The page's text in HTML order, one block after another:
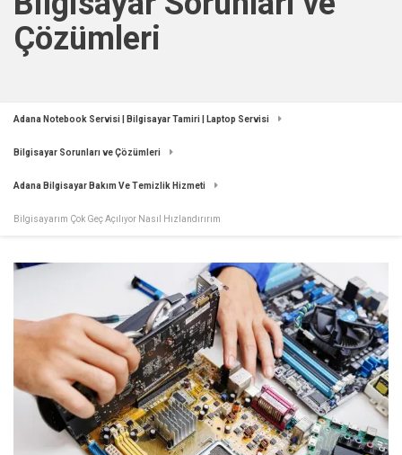
Çözümleri
Adana Notebook Servisi | Bilgisayar Tamiri | Laptop Servisi
Bilgisayar Sorunları ve Çözümleri
Adana Bilgisayar Bakım Ve Temizlik Hizmeti
Bilgisayarım Çok Geç Açılıyor Nasıl Hızlandırırım